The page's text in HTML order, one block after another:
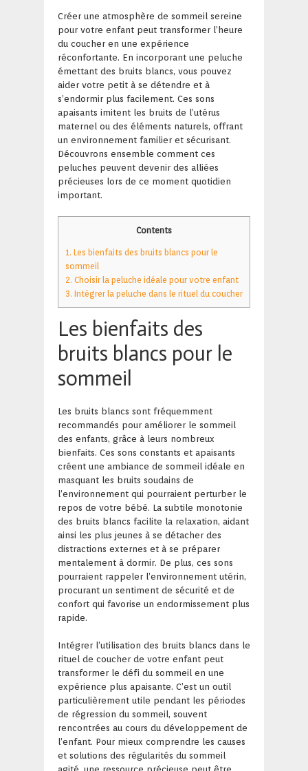
Créer une atmosphère de sommeil sereine
pour votre enfant peut transformer l’heure
du coucher en une expérience
réconfortante. En incorporant une peluche
émettant des bruits blancs, vous pouvez
aider votre petit à se détendre et à
s’endormir plus facilement. Ces sons
apaisants imitent les bruits de l’utérus
maternel ou des éléments naturels, offrant
un environnement familier et sécurisant.
Découvrons ensemble comment ces
peluches peuvent devenir des alliées
précieuses lors de ce moment quotidien
important.
Contents
1. Les bienfaits des bruits blancs pour le
sommeil
2. Choisir la peluche idéale pour votre enfant
3. Intégrer la peluche dans le rituel du coucher
Les bienfaits des
bruits blancs pour le
sommeil
Les bruits blancs sont fréquemment
recommandés pour améliorer le sommeil
des enfants, grâce à leurs nombreux
bienfaits. Ces sons constants et apaisants
créent une ambiance de sommeil idéale en
masquant les bruits soudains de
l’environnement qui pourraient perturber le
repos de votre bébé. La subtile monotonie
des bruits blancs facilite la relaxation, aidant
ainsi les plus jeunes à se détacher des
distractions externes et à se préparer
mentalement à dormir. De plus, ces sons
pourraient rappeler l’environnement utérin,
procurant un sentiment de sécurité et de
confort qui favorise un endormissement plus
rapide.
Intégrer l’utilisation des bruits blancs dans le
rituel de coucher de votre enfant peut
transformer le défi du sommeil en une
expérience plus apaisante. C’est un outil
particulièrement utile pendant les périodes
de régression du sommeil, souvent
rencontrées au cours du développement de
l’enfant. Pour mieux comprendre les causes
et solutions des régularités du sommeil